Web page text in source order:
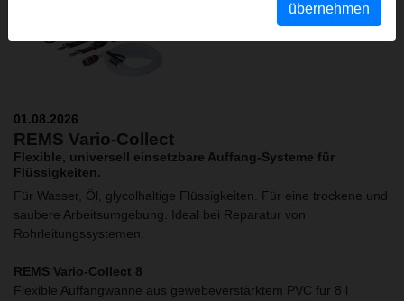
01.08.2026
REMS Vario-Collect
Flexible, universell einsetzbare Auffang-Systeme für
Flüssigkeiten.
Für Wasser, Öl, glycolhaltige Flüssigkeiten. Für eine trockene und
saubere Arbeitsumgebung. Ideal bei Reparatur von
Rohrleitungssystemen.
REMS Vario-Collect 8
Flexible Auffangwanne aus gewebeverstärktem PVC für 8 l
übernehmen